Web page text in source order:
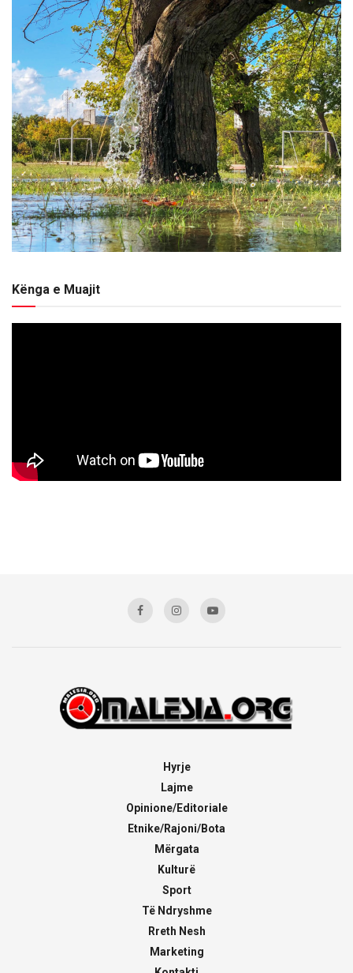
Kënga e Muajit
Hyrje
Lajme
Opinione/Editoriale
Etnike/Rajoni/Bota
Mërgata
Kulturë
Sport
Të Ndryshme
Rreth Nesh
Marketing